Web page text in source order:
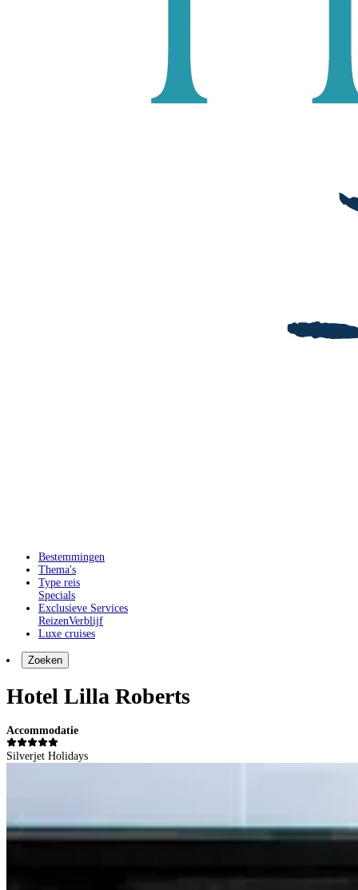
Bestemmingen
Thema's
Type reis
Specials
Exclusieve Services
ReizenVerblijf
Luxe cruises
Zoeken
Hotel Lilla Roberts
Accommodatie
Silverjet Holidays